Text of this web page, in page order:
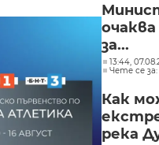
за...
13:44,
Чете се
Как
река